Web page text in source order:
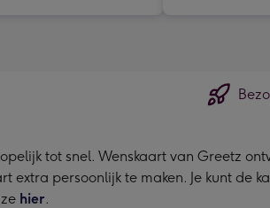
tot snel. Wenskaart van Greetz
persoonlijk te maken. Je kunt de
hier.